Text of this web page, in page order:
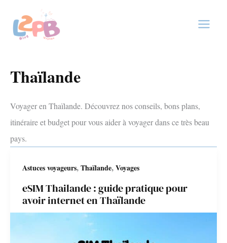
contenu
Thaïlande
Voyager en Thaïlande. Découvrez nos conseils, bons plans,
itinéraire et budget pour vous aider à voyager dans ce très beau
pays.
Astuces voyageurs,Thaïlande,Voyages
eSIM Thailande : guide pratique pour
avoir internet en Thaïlande